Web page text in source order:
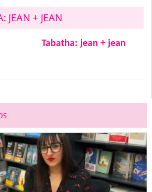
JEAN + JEAN
Tabatha: jean + jean